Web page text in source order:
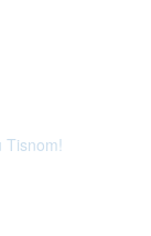
Tisnom!